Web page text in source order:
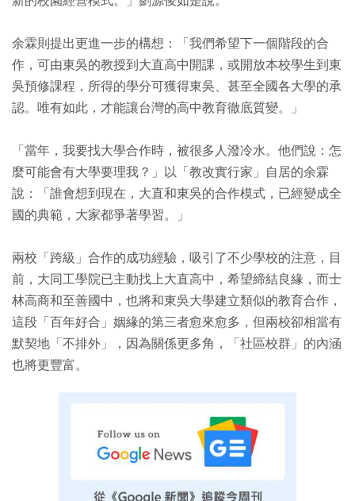
余霖則提出更進一步的構想：「我們希望下一個階段的合
作，可由東吳的教授到大直高中開課，或開放本校學生到東
吳預修課程，所得的學分可獲得東吳、甚至全國各大學的承
認。唯有如此，才能讓台灣的高中教育徹底質變。」
「當年，我要找大學合作時，被很多人潑冷水。他們說：怎
麼可能會有大學要理我？」以「教改實行家」自居的余霖
說：「誰會想到現在，大直和東吳的合作模式，已經變成全
國的典範，大家都爭著學習。」
兩校「跨級」合作的成功經驗，吸引了不少學校的注意，目
前，大同工學院已主動找上大直高中，希望締結良緣，而士
林高商和至善國中，也將和東吳大學建立類似的教育合作，
這段「百年好合」姻緣的第三者愈來愈多，但兩校卻相當有
默契地「不排外」，因為關係更多角，「社區校群」的內涵
也將更豐富。